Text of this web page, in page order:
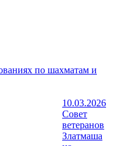
по шахматам и
10.03.2026
Совет
ветеранов
Златмаша